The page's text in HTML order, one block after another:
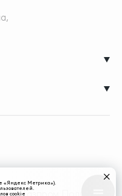
«Яндекс Метрика»).
cookie